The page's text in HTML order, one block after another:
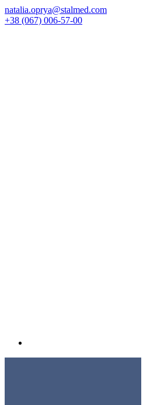
natalia.oprya@stalmed.com
+38 (067) 006-57-00